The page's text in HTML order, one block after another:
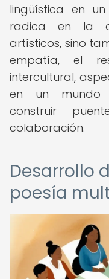
lingüística en
radica en la
artísticos, sino
empatía, el
intercultural,
en un mundo
construir
colaboración.
Desarrollo
poesía